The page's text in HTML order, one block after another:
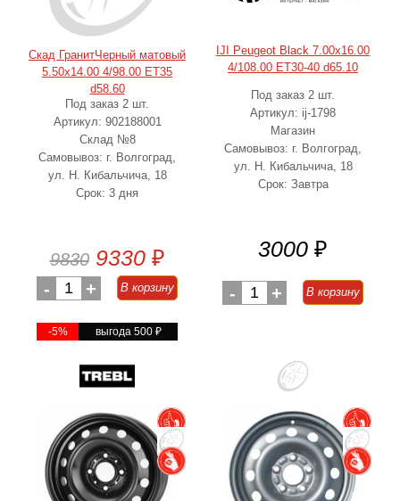
Скад ГранитЧерный матовый
5.50x14.00 4/98.00 ET35
d58.60
Под заказ 2 шт.
Артикул: 902188001
Склад №8
Самовывоз: г. Волгоград,
ул. Н. Кибальчича, 18
Срок: 3 дня
9830 9330 ₽
- 1 + В корзину
-5% выгода 500 ₽
IJI Peugeot Black 7.00x16.00
4/108.00 ET30-40 d65.10
Под заказ 2 шт.
Артикул: ij-1798
Магазин
Самовывоз: г. Волгоград,
ул. Н. Кибальчича, 18
Срок: Завтра
3000 ₽
- 1 + В корзину